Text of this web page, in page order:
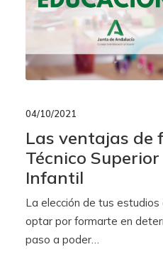
04/10/2021
Las ventajas de
Técnico
Infantil
La elección de tus estudios
optar por formarte en
paso a poder…